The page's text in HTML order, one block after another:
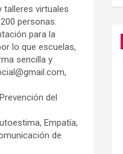
talleres virtuales
personas.
para la
lo que escuelas,
sencilla y
del
Empatía,
de